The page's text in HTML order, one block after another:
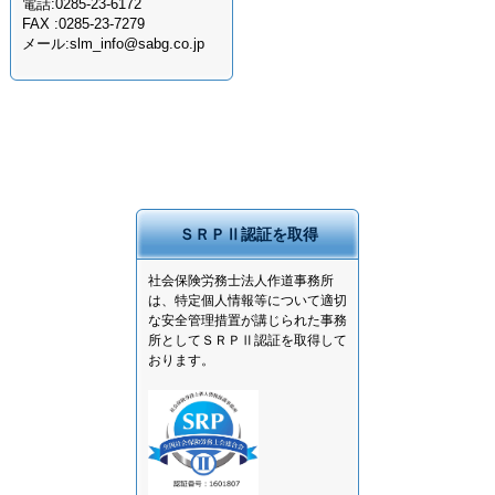
電話:0285-23-6172
FAX :0285-23-7279
メール:slm_info@sabg.co.jp
ＳＲＰⅡ認証を取得
社会保険労務士法人作道事務所
は、特定個人情報等について適切
な安全管理措置が講じられた事務
所としてＳＲＰⅡ認証を取得して
おります。